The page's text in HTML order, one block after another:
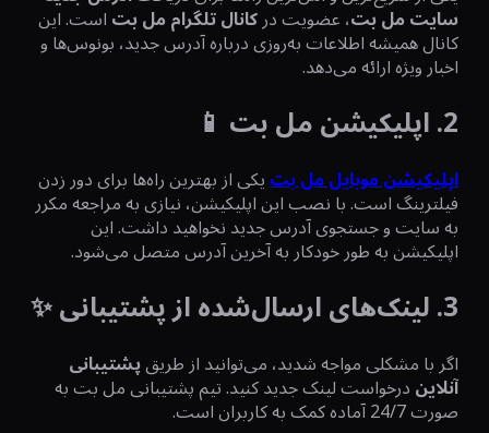
سایت مل بت، عضویت درکانال تلگرام مل بتاست. این
کانال همیشه اطلاعات به‌روزی درباره آدرس جدید، بونوس‌ها و
اخبار ویژه ارائه می‌دهد.
2. اپلیکیشن مل بت 📱
اپلیکیشن موبایل مل بتیکی از بهترین راه‌ها برای دور زدن
فیلترینگ است. با نصب این اپلیکیشن، نیازی به مراجعه مکرر
به سایت و جستجوی آدرس جدید نخواهید داشت. این
اپلیکیشن به طور خودکار به آخرین آدرس متصل می‌شود.
3. لینک‌های ارسال‌شده از پشتیبانی ✨
اگر با مشکلی مواجه شدید، می‌توانید از طریقپشتیبانی
آنلایندرخواست لینک جدید کنید. تیم پشتیبانی مل بت به
صورت 24/7 آماده کمک به کاربران است.